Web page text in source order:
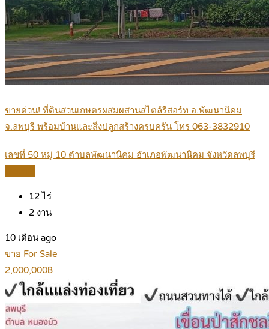
ขายด่วน! ที่ดินสวนเกษตรผสมผสานสไตล์รีสอร์ท อ.พัฒนานิคม
จ.ลพบุรี พร้อมบ้านและสิ่งปลูกสร้างครบครัน โทร 063-3832910
เลขที่ 50 หมู่ 10 ตำบลพัฒนานิคม อำเภอพัฒนานิคม จังหวัดลพบุรี
12ไร่
2 งาน
10 เดือน ago
ขาย For Sale
2,000,000฿